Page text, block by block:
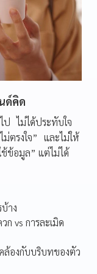
ด์คิด
ป ไม่ได้ประทับใจ
ม่ตรงใจ” และไม่ให้
ข้อมูล” แต่ไม่ได้
าง
ก vs การละเมิด
ล้องกับบริบทของตัว